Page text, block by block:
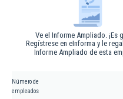
Ve el Informe Ampliado. ¡Es
Regístrese en eInforma y le
Informe Ampliado de esta
Número de
empleados